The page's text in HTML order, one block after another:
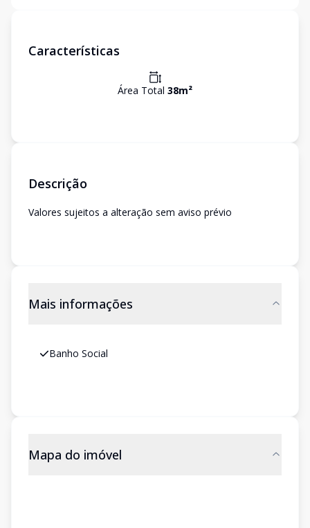
Características
Área Total 38m²
Descrição
Valores sujeitos a alteração sem aviso prévio
Mais informações
Banho Social
Mapa do imóvel